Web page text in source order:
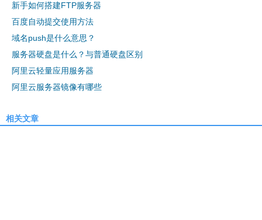
新手如何搭建FTP服务器
百度自动提交使用方法
域名push是什么意思？
服务器硬盘是什么？与普通硬盘区别
阿里云轻量应用服务器
阿里云服务器镜像有哪些
相关文章